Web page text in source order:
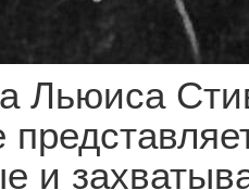
Льюиса
и